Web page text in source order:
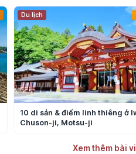
Du lịch
10 di sản & điểm linh thiêng ở
Chuson-ji, Motsu-ji
Xem thêm bài